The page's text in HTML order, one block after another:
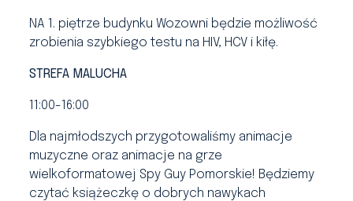
NA 1. piętrze budynku Wozowni będzie możliwość
zrobienia szybkiego testu na HIV, HCV i kiłę.
STREFA MALUCHA
11:00-16:00
Dla najmłodszych przygotowaliśmy animacje
muzyczne oraz animacje na grze
wielkoformatowej Spy Guy Pomorskie! Będziemy
czytać książeczkę o dobrych nawykach